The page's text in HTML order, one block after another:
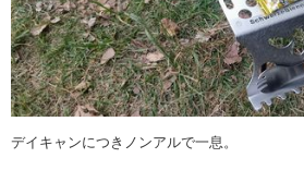
デイキャンにつきノンアルで一息。